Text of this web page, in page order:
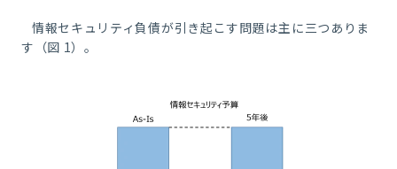
情報セキュリティ負債が引き起こす問題は主に三つありま
す（図 1）。